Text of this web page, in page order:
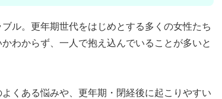
ル。更年期世代をはじめとする多くの女性たち
わからず、一人で抱え込んでいることが多いと
くある悩みや、更年期・閉経後に起こりやすい